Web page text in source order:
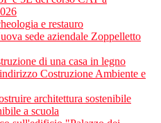
e restauro
sede aziendale Zoppelletto
di una casa in legno
Costruzione Ambiente e
architettura sostenibile
a scuola